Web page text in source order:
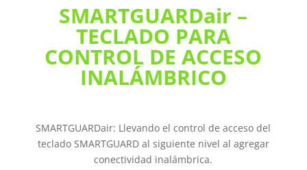
SMARTGUARDair –
TECLADO PARA
CONTROL DE ACCESO
INALÁMBRICO​
SMARTGUARDair: Llevando el control de acceso del
teclado SMARTGUARD al siguiente nivel al agregar
conectividad inalámbrica.